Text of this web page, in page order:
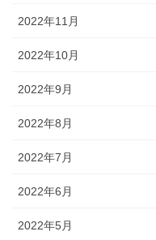
2022年11月
2022年10月
2022年9月
2022年8月
2022年7月
2022年6月
2022年5月